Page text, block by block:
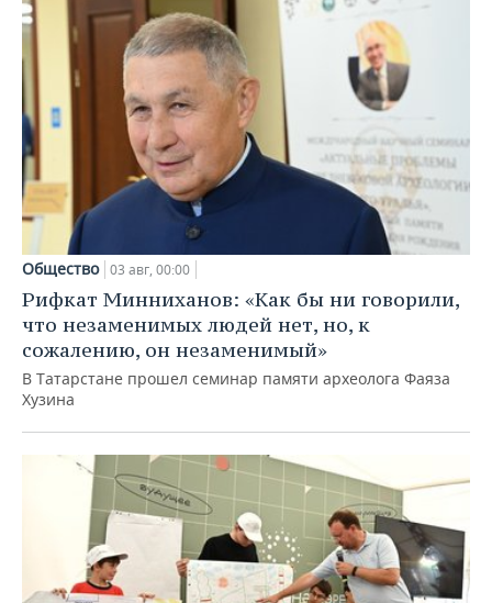
Общество 03 авг, 00:00
Рифкат Минниханов: «Как бы ни говорили,
что незаменимых людей нет, но, к
сожалению, он незаменимый»
В Татарстане прошел семинар памяти археолога Фаяза
Хузина